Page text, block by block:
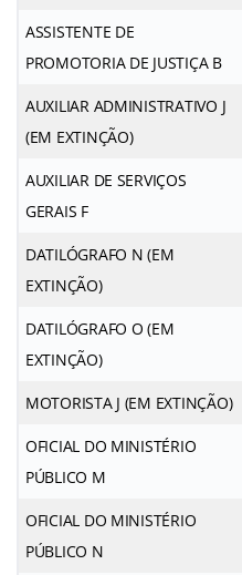
ASSISTENTE DE
PROMOTORIA DE JUSTIÇA B
AUXILIAR ADMINISTRATIVO J
(EM EXTINÇÃO)
AUXILIAR DE SERVIÇOS
GERAIS F
DATILÓGRAFO N (EM
EXTINÇÃO)
DATILÓGRAFO O (EM
EXTINÇÃO)
MOTORISTA J (EM EXTINÇÃO)
OFICIAL DO MINISTÉRIO
PÚBLICO M
OFICIAL DO MINISTÉRIO
PÚBLICO N